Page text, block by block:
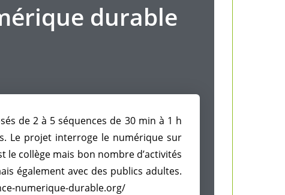
durable
de 2 à 5 séquences de 30 min à 1 h
Le projet interroge le numérique sur
le collège mais bon nombre d’activités
également avec des publics adultes.
numerique-durable.org/